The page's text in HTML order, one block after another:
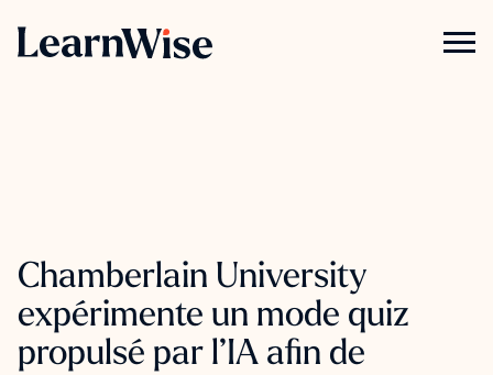
Chamberlain University
expérimente un mode quiz
propulsé par l’IA afin de